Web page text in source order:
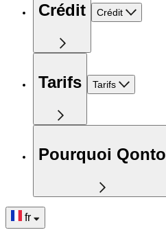
Crédit Crédit
Tarifs Tarifs
Pourquoi Qonto
fr